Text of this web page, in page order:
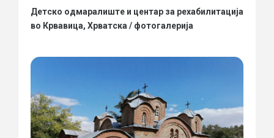
Детско одмаралиште и центар за рехабилитација
во Крвавица, Хрватска / фотогалерија